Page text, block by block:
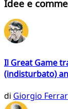
Idee e
Il Great Game
(indisturbato)
di Giorgio